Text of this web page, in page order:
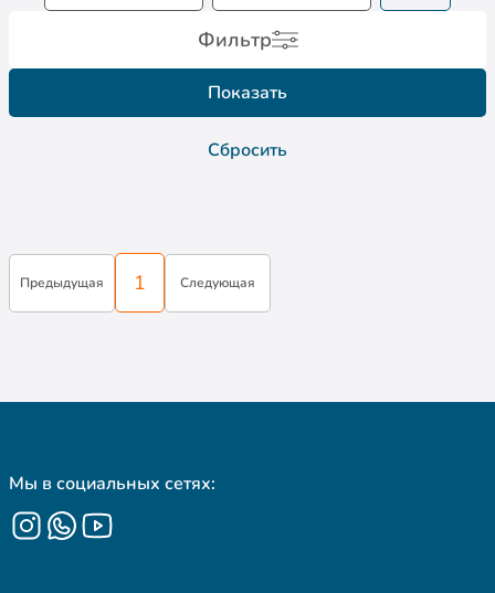
Фильтр
Показать
Сбросить
Предыдущая 1 Следующая
Мы в социальных сетях: